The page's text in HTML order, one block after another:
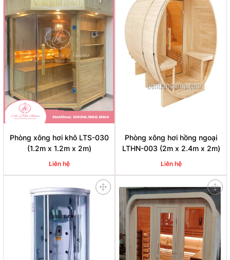
Phòng xông hơi khô LTS-030
(1.2m x 1.2m x 2m)
Liên hệ
Phòng xông hơi hồng ngoại
LTHN-003 (2m x 2.4m x 2m)
Liên hệ